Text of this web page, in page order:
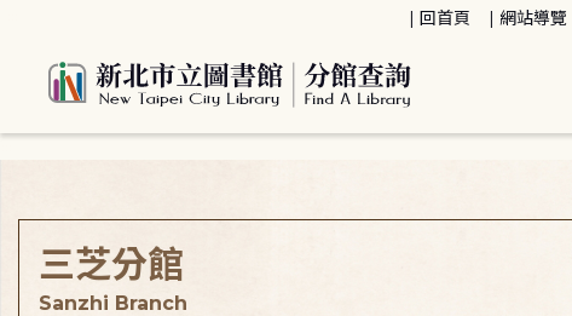
回首頁 網站導覽
三芝分館
Sanzhi Branch